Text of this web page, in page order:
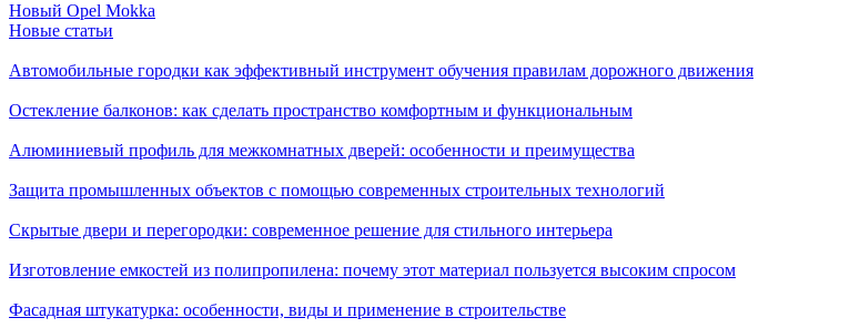
Новый Opel Mokka
Новые статьи
Автомобильные городки как эффективный инструмент обучения правилам дорожного движения
Остекление балконов: как сделать пространство комфортным и функциональным
Алюминиевый профиль для межкомнатных дверей: особенности и преимущества
Защита промышленных объектов с помощью современных строительных технологий
Скрытые двери и перегородки: современное решение для стильного интерьера
Изготовление емкостей из полипропилена: почему этот материал пользуется высоким спросом
Фасадная штукатурка: особенности, виды и применение в строительстве